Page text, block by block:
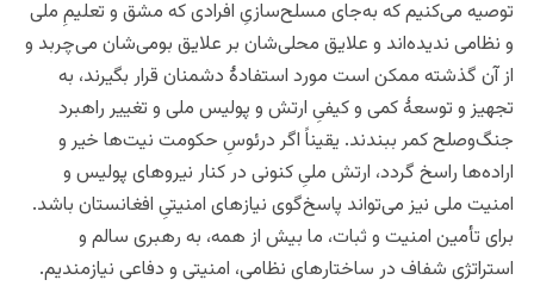
توصیه می‌کنیم که به‌جای مسلح‌سازیِ افرادی که مشق و تعلیمِ ملی
و نظامی ندیده‌اند و علایق محلی‌شان بر علایق بومی‌شان می‌چربد و
از آن گذشته ممکن است مورد استفادۀ دشمنان قرار بگیرند، به
تجهیز و توسعۀ کمی و کیفیِ ارتش و پولیس ملی و تغییر راهبرد
جنگ‌وصلح کمر ببندند. یقیناً اگر درئوسِ حکومت نیت‌ها خیر و
اراده‌ها راسخ گردد، ارتش ملیِ کنونی در کنار نیروهای پولیس و
امنیت ملی نیز می‌تواند پاسخ‌گوی نیازهای امنیتیِ افغانستان باشد.
برای تأمین امنیت و ثبات، ما بیش از همه، به رهبری سالم و
استراتژی شفاف در ساختارهای نظامی، امنیتی و دفاعی نیازمندیم.